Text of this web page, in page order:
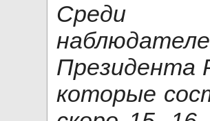
Среди
Президента
которые